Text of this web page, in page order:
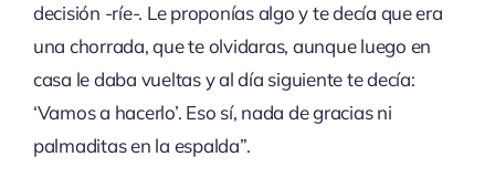
decisión -ríe-. Le proponías algo y te decía que era
una chorrada, que te olvidaras, aunque luego en
casa le daba vueltas y al día siguiente te decía:
‘Vamos a hacerlo’. Eso sí, nada de gracias ni
palmaditas en la espalda”.